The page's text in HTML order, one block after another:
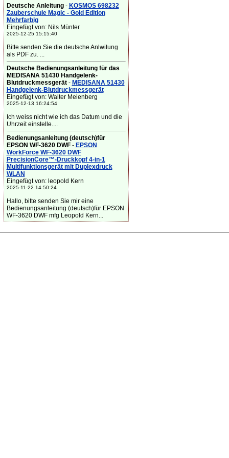
Deutsche Anleitung- KOSMOS 698232
Zauberschule Magic - Gold Edition
Mehrfarbig
Eingefügt von: Nils Münter
2025-12-25 15:15:40
Bitte senden Sie die deutsche Anlwitung
als PDF zu. ...
Deutsche Bedienungsanleitung für das
MEDISANA 51430 Handgelenk-
Blutdruckmessgerät- MEDISANA 51430
Handgelenk-Blutdruckmessgerät
Eingefügt von: Walter Meienberg
2025-12-13 16:24:54
Ich weiss nicht wie ich das Datum und die
Uhrzeit einstelle....
Bedienungsanleitung (deutsch)für
EPSON WF-3620 DWF- EPSON
WorkForce WF-3620 DWF
PrecisionCore™-Druckkopf 4-in-1
Multifunktionsgerät mit Duplexdruck
WLAN
Eingefügt von: leopold Kern
2025-11-22 14:50:24
Hallo, bitte senden Sie mir eine
Bedienungsanleitung (deutsch)für EPSON
WF-3620 DWF mfg Leopold Kern...